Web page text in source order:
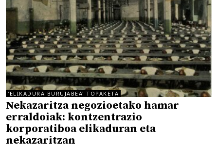
'ELIKADURA BURUJABEA' TOPAKETA
Nekazaritza negozioetako hamar
erraldoiak: kontzentrazio
korporatiboa elikaduran eta
nekazaritzan